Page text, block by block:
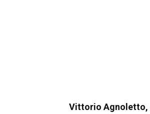
Vittorio Agnoletto,